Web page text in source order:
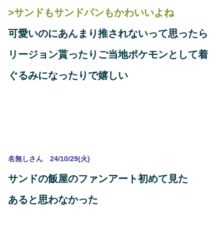
>サンドもサンドパンもかわいいよね
可愛いのにあんまり推されないって思ったら
リージョン貰ったりご当地ポケモンとして着
ぐるみになったりで嬉しい
名無しさん 24/10/29(火)
サンドの飯屋のファンアート初めて見た
あると思わなかった